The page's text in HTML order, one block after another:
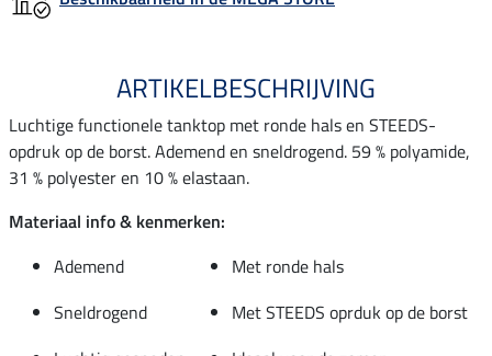
ARTIKELBESCHRIJVING
Luchtige functionele tanktop met ronde hals en STEEDS-
opdruk op de borst. Ademend en sneldrogend. 59 % polyamide,
31 % polyester en 10 % elastaan.
Materiaal info & kenmerken:
Ademend
Met ronde hals
Sneldrogend
Met STEEDS oprduk op de borst